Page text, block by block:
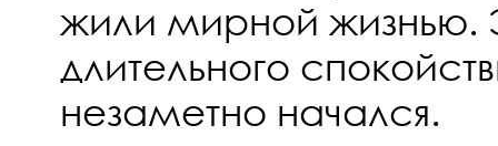
жили мирной жизнью.
длительного
незаметно начался.